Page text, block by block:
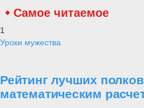
Самое читаемое
1
Уроки мужества
Рейтинг лучших
математическим